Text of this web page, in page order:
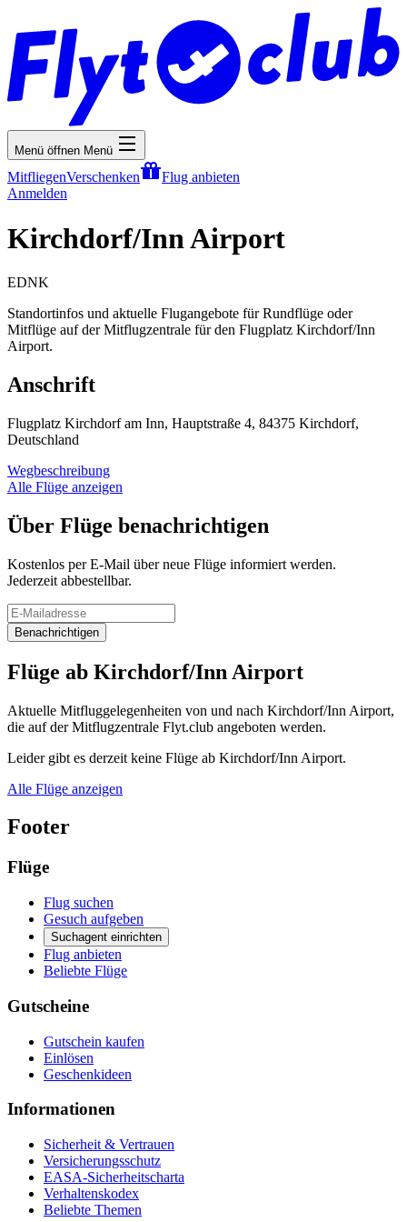
Menü öffnen Menü
MitfliegenVerschenken
Flug anbieten
Anmelden
Kirchdorf/Inn Airport
EDNK
Standortinfos und aktuelle Flugangebote für Rundflüge oder
Mitflüge auf der Mitflugzentrale für den Flugplatz Kirchdorf/Inn
Airport.
Anschrift
Flugplatz Kirchdorf am Inn, Hauptstraße 4, 84375 Kirchdorf,
Deutschland
Wegbeschreibung
Alle Flüge anzeigen
Über Flüge benachrichtigen
Kostenlos per E-Mail über neue Flüge informiert werden.
Jederzeit abbestellbar.
Benachrichtigen
Flüge ab Kirchdorf/Inn Airport
Aktuelle Mitfluggelegenheiten von und nach Kirchdorf/Inn Airport,
die auf der Mitflugzentrale Flyt.club angeboten werden.
Leider gibt es derzeit keine Flüge ab Kirchdorf/Inn Airport.
Alle Flüge anzeigen
Footer
Flüge
Flug suchen
Gesuch aufgeben
Suchagent einrichten
Flug anbieten
Beliebte Flüge
Gutscheine
Gutschein kaufen
Einlösen
Geschenkideen
Informationen
Sicherheit & Vertrauen
Versicherungsschutz
EASA-Sicherheitscharta
Verhaltenskodex
Beliebte Themen